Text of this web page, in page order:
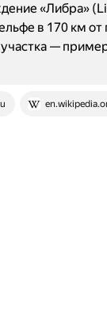
«Либра»
в 170 км
—